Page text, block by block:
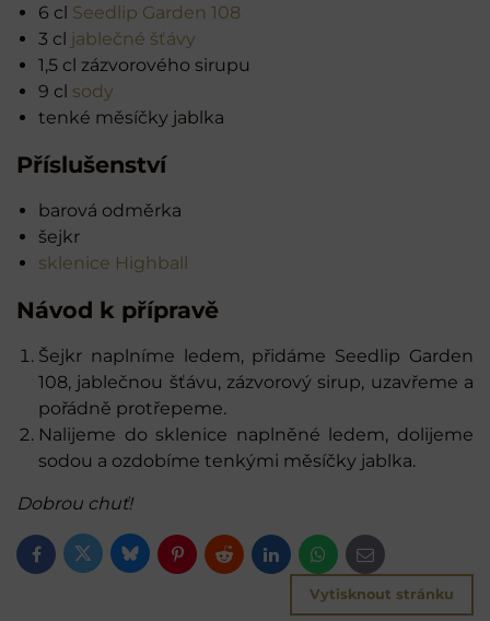
6 cl Seedlip Garden 108
3 cl jablečné šťávy
1,5 cl zázvorového sirupu
9 cl sody
tenké měsíčky jablka
Příslušenství
barová odměrka
šejkr
sklenice Highball
Návod k přípravě
Šejkr naplníme ledem, přidáme Seedlip Garden
108, jablečnou šťávu, zázvorový sirup, uzavřeme a
pořádně protřepeme.
Nalijeme do sklenice naplněné ledem, dolijeme
sodou a ozdobíme tenkými měsíčky jablka.
Dobrou chuť!
FacebookTwitterBlueskyPinterestRedditLinkedInWhatsApp
E-
mail
Vytisknout stránku